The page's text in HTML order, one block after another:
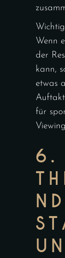
Wenn
der
kann,
etwas
für
6.